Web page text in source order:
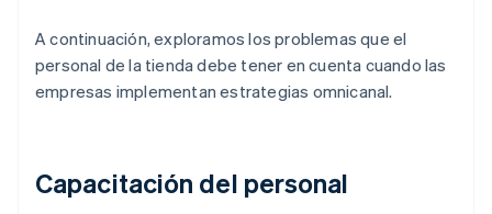
A continuación, exploramos los problemas que el
personal de la tienda debe tener en cuenta cuando las
empresas implementan estrategias omnicanal.
Capacitación del personal